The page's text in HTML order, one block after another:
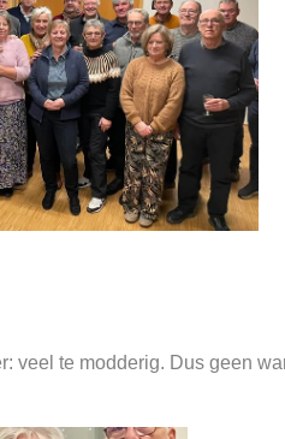
te modderig. Dus geen